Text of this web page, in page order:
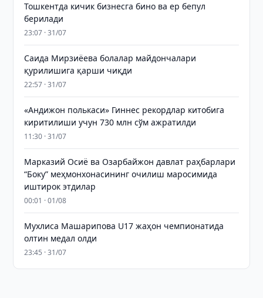
Тошкентда кичик бизнесга бино ва ер бепул
берилади
23:07 · 31/07
Саида Мирзиёева болалар майдончалари
қурилишига қарши чиқди
22:57 · 31/07
«Андижон полькаси» Гиннес рекордлар китобига
киритилиши учун 730 млн сўм ажратилди
11:30 · 31/07
Марказий Осиё ва Озарбайжон давлат раҳбарлари
“Боку” меҳмонхонасининг очилиш маросимида
иштирок этдилар
00:01 · 01/08
Мухлиса Машарипова U17 жаҳон чемпионатида
олтин медал олди
23:45 · 31/07